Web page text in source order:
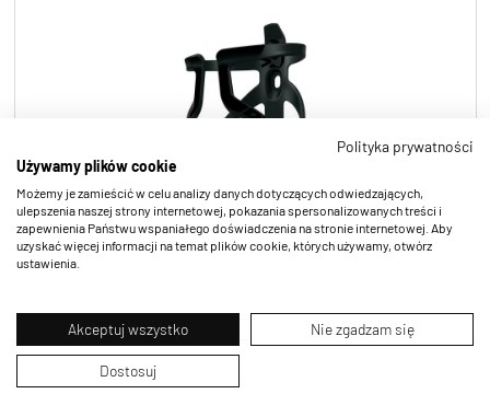
Polityka prywatności
Używamy plików cookie
Możemy je zamieścić w celu analizy danych dotyczących odwiedzających,
ulepszenia naszej strony internetowej, pokazania spersonalizowanych treści i
zapewnienia Państwu wspaniałego doświadczenia na stronie internetowej. Aby
uzyskać więcej informacji na temat plików cookie, których używamy, otwórz
ustawienia.
Akceptuj wszystko Nie zgadzam się
Dostosuj